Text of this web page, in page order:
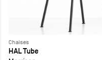
Chaises
HAL Tube